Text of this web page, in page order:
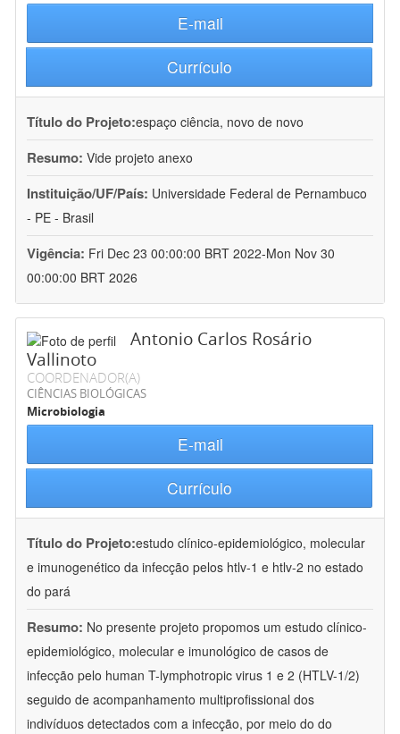
E-mail
Currículo
Título do Projeto:espaço ciência, novo de novo
Resumo: Vide projeto anexo
Instituição/UF/País: Universidade Federal de Pernambuco
- PE - Brasil
Vigência: Fri Dec 23 00:00:00 BRT 2022-Mon Nov 30
00:00:00 BRT 2026
Antonio Carlos Rosário
Vallinoto
COORDENADOR(A)
CIÊNCIAS BIOLÓGICAS
Microbiologia
E-mail
Currículo
Título do Projeto:estudo clínico-epidemiológico, molecular
e imunogenético da infecção pelos htlv-1 e htlv-2 no estado
do pará
Resumo: No presente projeto propomos um estudo clínico-
epidemiológico, molecular e imunológico de casos de
infecção pelo human T-lymphotropic virus 1 e 2 (HTLV-1/2)
seguido de acompanhamento multiprofissional dos
indivíduos detectados com a infecção, por meio do do